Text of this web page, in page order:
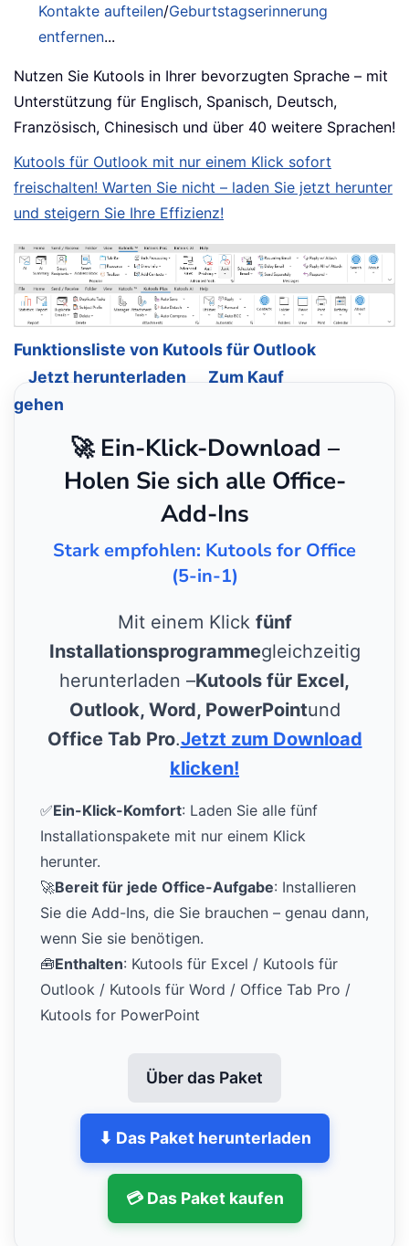
Kontakte aufteilen/Geburtstagserinnerung
entfernen...
Nutzen Sie Kutools in Ihrer bevorzugten Sprache – mit
Unterstützung für Englisch, Spanisch, Deutsch,
Französisch, Chinesisch und über 40 weitere Sprachen!
Kutools für Outlook mit nur einem Klick sofort
freischalten! Warten Sie nicht – laden Sie jetzt herunter
und steigern Sie Ihre Effizienz!
Funktionsliste von Kutools für Outlook
Jetzt herunterladen
Zum Kauf
gehen
🚀 Ein-Klick-Download –
Holen Sie sich alle Office-
Add-Ins
Stark empfohlen: Kutools for Office
(5-in-1)
Mit einem Klick fünf
Installationsprogrammegleichzeitig
herunterladen –Kutools für Excel,
Outlook, Word, PowerPointund
Office Tab Pro.Jetzt zum Download
klicken!
✅Ein-Klick-Komfort: Laden Sie alle fünf
Installationspakete mit nur einem Klick
herunter.
🚀Bereit für jede Office-Aufgabe: Installieren
Sie die Add-Ins, die Sie brauchen – genau dann,
wenn Sie sie benötigen.
🧰Enthalten: Kutools für Excel / Kutools für
Outlook / Kutools für Word / Office Tab Pro /
Kutools for PowerPoint
Über das Paket
⬇ Das Paket herunterladen
💳 Das Paket kaufen